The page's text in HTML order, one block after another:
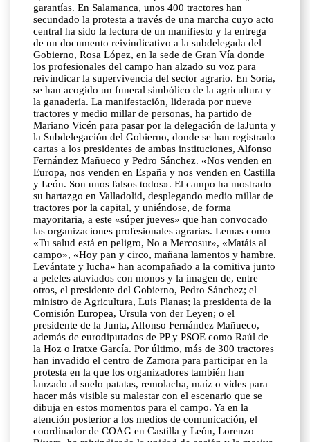
garantías. En Salamanca, unos 400 tractores han
secundado la protesta a través de una marcha cuyo acto
central ha sido la lectura de un manifiesto y la entrega
de un documento reivindicativo a la subdelegada del
Gobierno, Rosa López, en la sede de Gran Vía donde
los profesionales del campo han alzado su voz para
reivindicar la supervivencia del sector agrario. En Soria,
se han acogido un funeral simbólico de la agricultura y
la ganadería. La manifestación, liderada por nueve
tractores y medio millar de personas, ha partido de
Mariano Vicén para pasar por la delegación de laJunta y
la Subdelegación del Gobierno, donde se han registrado
cartas a los presidentes de ambas instituciones, Alfonso
Fernández Mañueco y Pedro Sánchez. «Nos venden en
Europa, nos venden en España y nos venden en Castilla
y León. Son unos falsos todos». El campo ha mostrado
su hartazgo en Valladolid, desplegando medio millar de
tractores por la capital, y uniéndose, de forma
mayoritaria, a este «súper jueves» que han convocado
las organizaciones profesionales agrarias. Lemas como
«Tu salud está en peligro, No a Mercosur», «Matáis al
campo», «Hoy pan y circo, mañana lamentos y hambre.
Levántate y lucha» han acompañado a la comitiva junto
a peleles ataviados con monos y la imagen de, entre
otros, el presidente del Gobierno, Pedro Sánchez; el
ministro de Agricultura, Luis Planas; la presidenta de la
Comisión Europea, Ursula von der Leyen; o el
presidente de la Junta, Alfonso Fernández Mañueco,
además de eurodiputados de PP y PSOE como Raúl de
la Hoz o Iratxe García. Por último, más de 300 tractores
han invadido el centro de Zamora para participar en la
protesta en la que los organizadores también han
lanzado al suelo patatas, remolacha, maíz o vides para
hacer más visible su malestar con el escenario que se
dibuja en estos momentos para el campo. Ya en la
atención posterior a los medios de comunicación, el
coordinador de COAG en Castilla y León, Lorenzo